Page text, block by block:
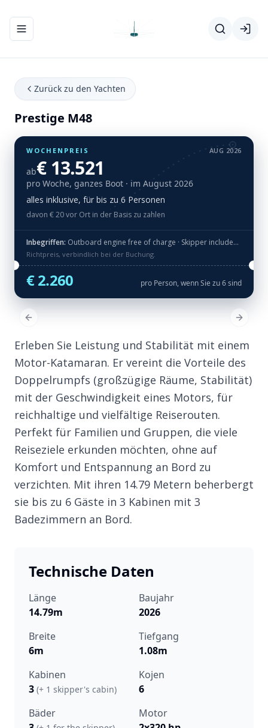
Navigationsmenü ein-/ausblenden
Zurück zu den Yachten
Prestige M48
WOCHENPREIS AUG 2026
ab€ 13.521
pro Woche, ganzes Boot · im August 2026
alles inklusive, für bis zu 6 Personen
davon € 20 vor Ort in der Basis zu zahlen
Inbegriffen: Outboard engine free of charge · Skipper included in price (meals not included)
Richtpreis, verbindlich bei der Buchung.
€ 2.260 pro Person, wenn Sie zu 6 sind
Previous Slide Next
Erleben Sie Leistung und Stabilität mit einem
Motor-Katamaran. Er vereint die Vorteile des
Doppelrumpfs (großzügige Räume, Stabilität)
mit der Geschwindigkeit eines Motors, für
reichhaltige und vielfältige Reiserouten.
Perfekt für Familien und Gruppen, die viele
Reiseziele erkunden möchten, ohne auf
Komfort und Entspannung an Bord zu
verzichten. Mit ihren 14.79 Metern beherbergt
sie bis zu 6 Gäste in 3 Kabinen mit 3
Badezimmern an Bord.
Technische Daten
Länge
14.79m
Baujahr
2026
Breite
6m
Tiefgang
1.08m
Kabinen
3 (+ 1 skipper's cabin)
Kojen
6
Bäder
Motor